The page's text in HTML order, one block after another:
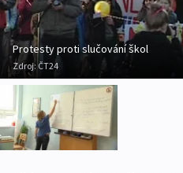
Protesty proti slučování škol
Zdroj: ČT24